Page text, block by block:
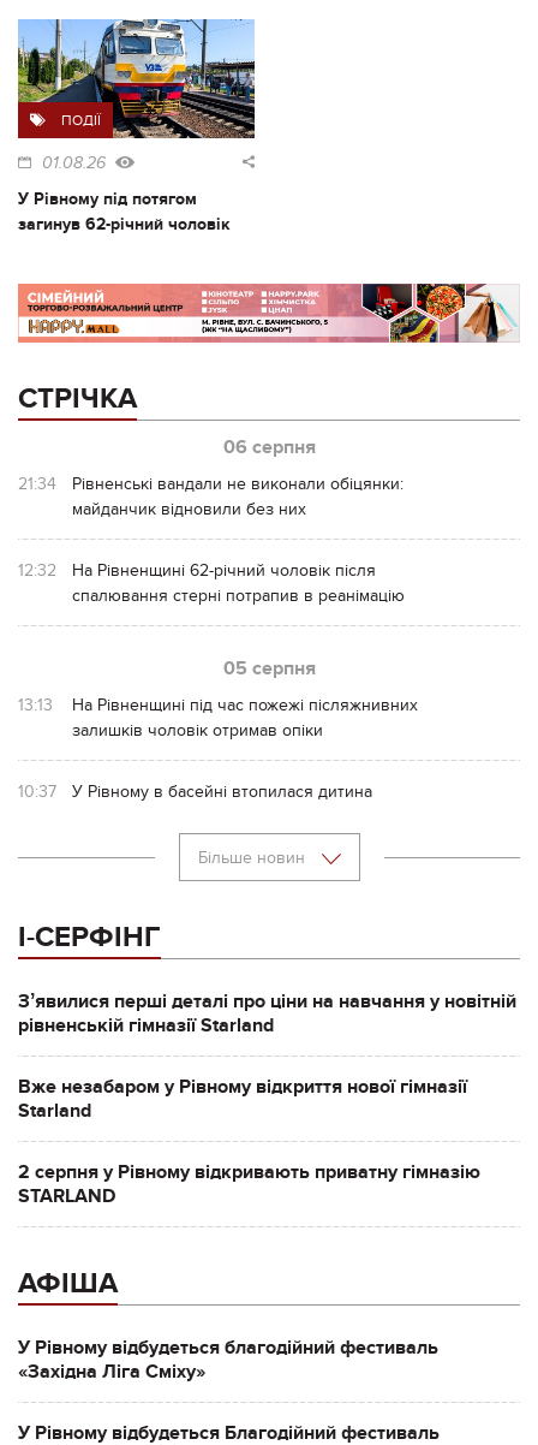
ПОДІЇ
01.08.26
У Рівному під потягом
загинув 62-річний чоловік
СТРІЧКА
06 серпня
21:34
Рівненські вандали не виконали обіцянки:
майданчик відновили без них
12:32
На Рівненщині 62-річний чоловік після
спалювання стерні потрапив в реанімацію
05 серпня
13:13
На Рівненщині під час пожежі післяжнивних
залишків чоловік отримав опіки
10:37 У Рівному в басейні втопилася дитина
Більше новин
І-СЕРФІНГ
Зʼявилися перші деталі про ціни на навчання у новітній
рівненській гімназії Starland
Вже незабаром у Рівному відкриття нової гімназії
Starland
2 серпня у Рівному відкривають приватну гімназію
STARLAND
АФІША
У Рівному відбудеться благодійний фестиваль
«Західна Ліга Сміху»
У Рівному відбудеться Благодійний фестиваль